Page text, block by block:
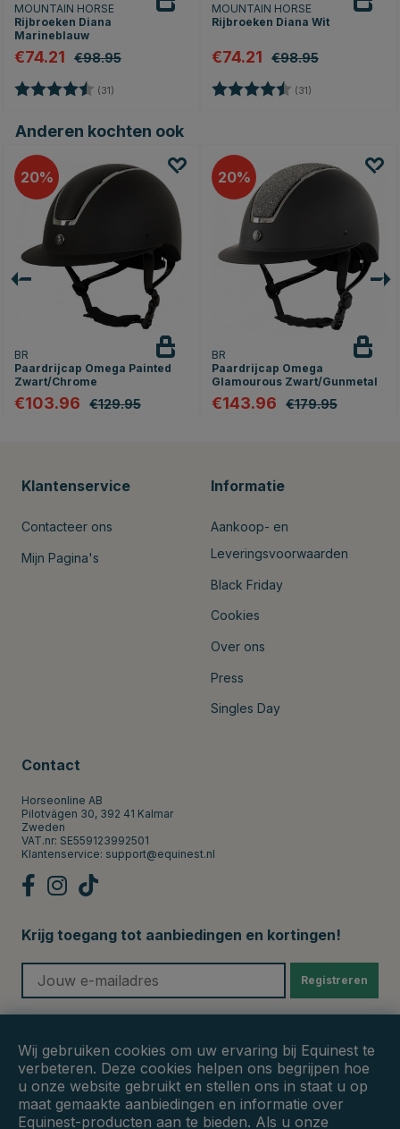
MOUNTAIN HORSE
Rijbroeken Diana
Marineblauw
€74.21 €98.95
Beoordeling: (31)
MOUNTAIN HORSE
Rijbroeken Diana Wit
€74.21 €98.95
Beoordeling: (31)
Anderen kochten ook
20
BR
Paardrijcap Omega Painted
Zwart/Chrome
€103.96 €129.95
20
BR
Paardrijcap Omega
Glamourous Zwart/Gunmetal
€143.96 €179.95
Klantenservice
Contacteer ons
Mijn Pagina's
Informatie
Aankoop- en
Leveringsvoorwaarden
Black Friday
Cookies
Over ons
Press
Singles Day
Contact
Horseonline AB
Pilotvägen 30, 392 41 Kalmar
Zweden
VAT.nr: SE559123992501
Klantenservice: support@equinest.nl
Krijg toegang tot aanbiedingen en kortingen!
Registreren
Wij gebruiken cookies om uw ervaring bij Equinest te
verbeteren. Deze cookies helpen ons begrijpen hoe
u onze website gebruikt en stellen ons in staat u op
maat gemaakte aanbiedingen en informatie over
Equinest-producten aan te bieden. Als u onze